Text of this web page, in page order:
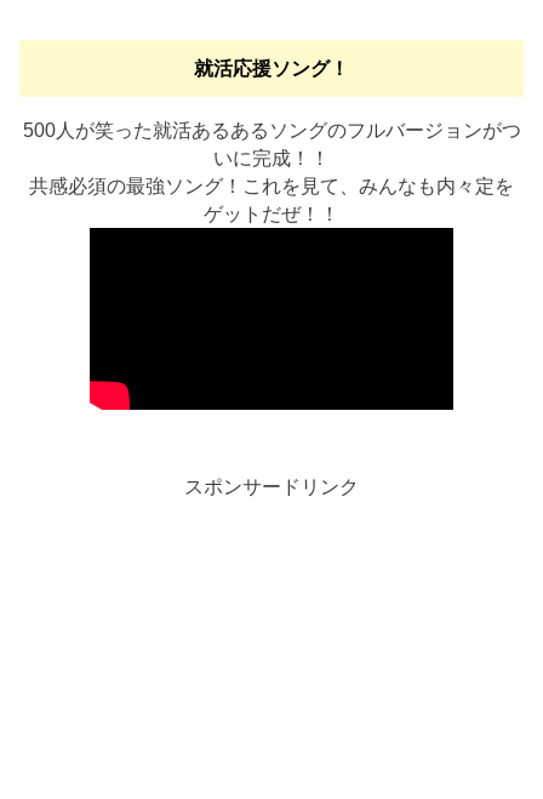
就活応援ソング！
500人が笑った就活あるあるソングのフルバージョンがつ
いに完成！！
共感必須の最強ソング！これを見て、みんなも内々定を
ゲットだぜ！！
スポンサードリンク